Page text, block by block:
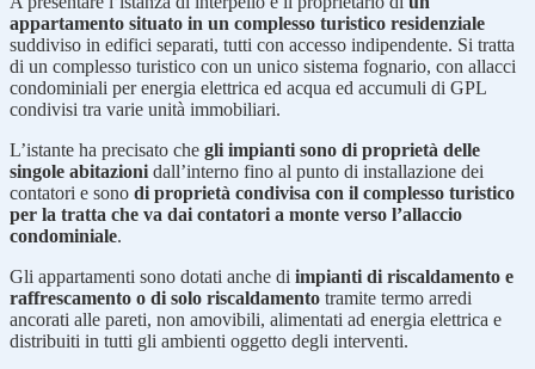
appartamento situato in un complesso turistico residenziale
suddiviso in edifici separati, tutti con accesso indipendente. Si tratta
di un complesso turistico con un unico sistema fognario, con allacci
condominiali per energia elettrica ed acqua ed accumuli di GPL
condivisi tra varie unità immobiliari.
L’istante ha precisato che gli impianti sono di proprietà delle
singole abitazioni dall’interno fino al punto di installazione dei
contatori e sono di proprietà condivisa con il complesso turistico
per la tratta che va dai contatori a monte verso l’allaccio
condominiale.
Gli appartamenti sono dotati anche di impianti di riscaldamento e
raffrescamento o di solo riscaldamento tramite termo arredi
ancorati alle pareti, non amovibili, alimentati ad energia elettrica e
distribuiti in tutti gli ambienti oggetto degli interventi.